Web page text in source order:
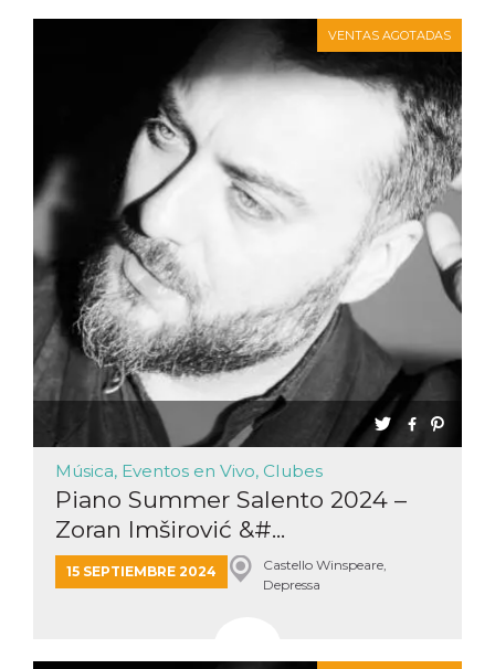
VENTAS AGOTADAS
Música, Eventos en Vivo, Clubes
Piano Summer Salento 2024 –
Zoran Imširović &#...
15 SEPTIEMBRE 2024
Castello Winspeare,
Depressa